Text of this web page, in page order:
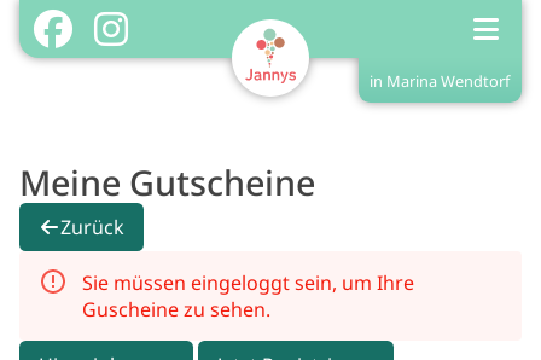
in Marina Wendtorf
Shop in Marina Wendtorf
Treuekarte/Stempel
Meine Gutscheine
Zurück
Sie müssen eingeloggt sein, um Ihre
Guscheine zu sehen.